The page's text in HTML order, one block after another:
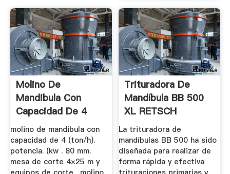
Molino De
Mandibula Con
Capacidad De 4
Ton Y Potencia
molino de mandibula con
capacidad de 4 (ton/h).
potencia. (kw . 80 mm.
mesa de corte 4×25 m y
Trituradora De
Mandíbula BB 500
XL RETSCH
La trituradora de
mandíbulas BB 500 ha sido
diseñada para realizar de
forma rápida y efectiva